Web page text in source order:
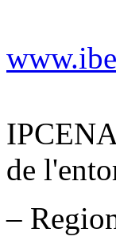
de
–